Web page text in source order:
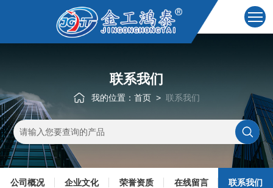
联系我们
我的位置： 首页 > 联系我们
公司概况 企业文化 荣誉资质 在线留言 联系我们